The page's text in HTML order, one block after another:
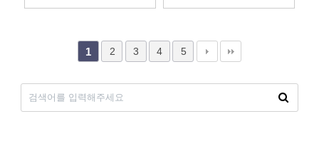
1 2 3 4 5